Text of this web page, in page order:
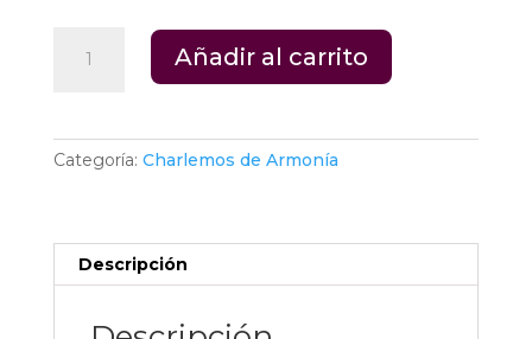
Miedo
Añadir al carrito
Categoría: Charlemos de Armonía
Descripción